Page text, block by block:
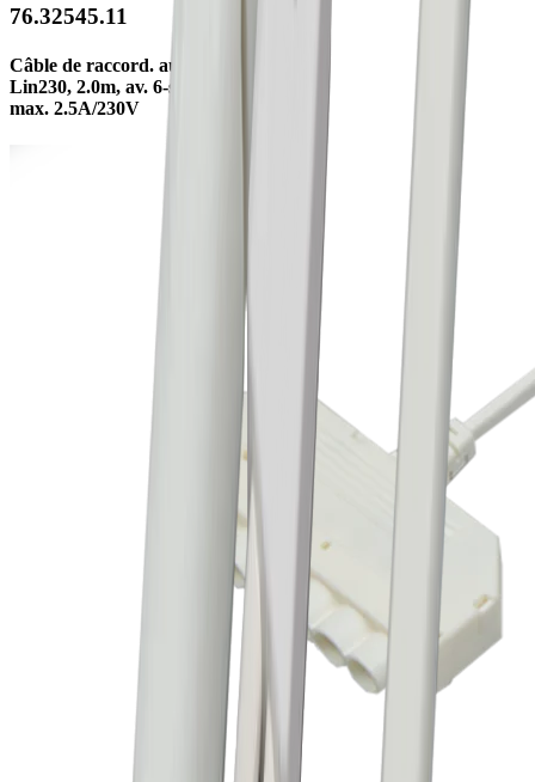
76.32545.11
Câble de raccord. au réseau
Lin230, 2.0m, av. 6-sorties,
max. 2.5A/230V